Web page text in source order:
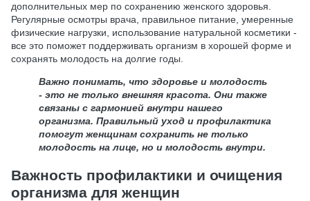
дополнительных мер по сохранению женского здоровья.
Регулярные осмотры врача, правильное питание, умеренные
физические нагрузки, использование натуральной косметики -
все это поможет поддерживать организм в хорошей форме и
сохранять молодость на долгие годы.
Важно понимать, что здоровье и молодость
- это не только внешняя красота. Они также
связаны с гармонией внутри нашего
организма. Правильный уход и профилактика
помогут женщинам сохранить не только
молодость на лице, но и молодость внутри.
Важность профилактики и очищения
организма для женщин